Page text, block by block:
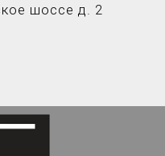
шоссе д. 2